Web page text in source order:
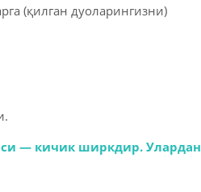
(қилган дуоларингизни)
— кичик ширкдир. Улардан